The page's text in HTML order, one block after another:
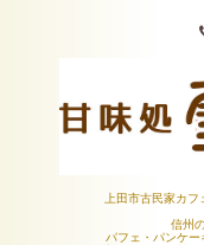
上田市古民家カフ
信州
パフェ・パンケ